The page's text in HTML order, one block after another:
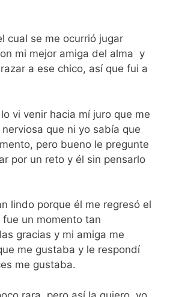
cual se me ocurrió jugar
mi mejor amiga del alma y
a ese chico, así que fui a
vi venir hacia mí juro que me
que ni yo sabía que
pero bueno le pregunte
por un reto y él sin pensarlo
lindo porque él me regresó el
un momento tan
gracias y mi amiga me
me gustaba y le respondí
me gustaba.